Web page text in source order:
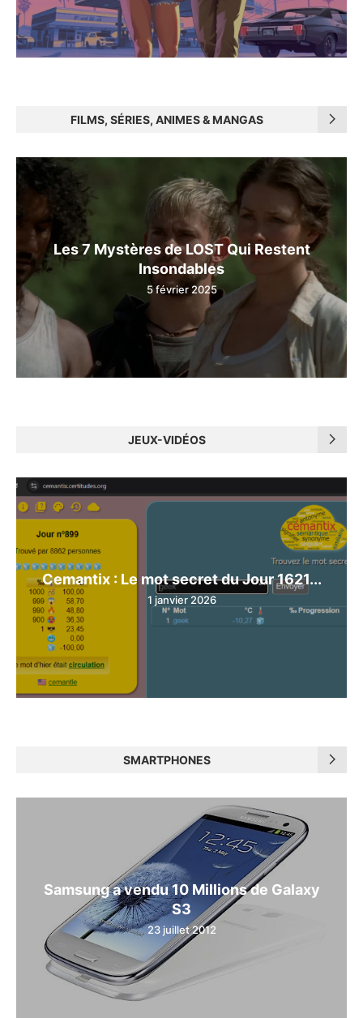
FILMS, SÉRIES, ANIMES & MANGAS
Les 7 Mystères de LOST Qui Restent
Insondables
5 février 2025
JEUX-VIDÉOS
Cemantix : Le mot secret du Jour 1621...
1 janvier 2026
SMARTPHONES
Samsung a vendu 10 Millions de Galaxy
S3
23 juillet 2012